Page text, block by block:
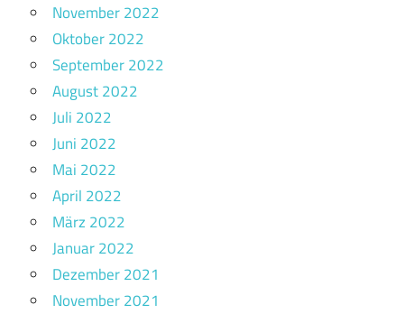
November 2022
Oktober 2022
September 2022
August 2022
Juli 2022
Juni 2022
Mai 2022
April 2022
März 2022
Januar 2022
Dezember 2021
November 2021